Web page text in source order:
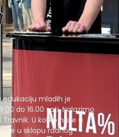
edukaciju mladih je
do 16.00 sati. Nalazimo
Travnik. U koliko niste u
u sklopu radnog